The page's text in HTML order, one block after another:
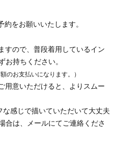
をお願いいたします。
すので、普段着用しているイン
お持ちください。
のお支払いになります。）
用意いただけると、よりスムー
感じで描いていただいて大丈夫
合は、メールにてご連絡くださ